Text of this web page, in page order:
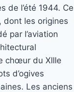
de l’été 1944. Ce
dont les origines
par l’aviation
chœur du XIIIe
d’ogives
Les anciens